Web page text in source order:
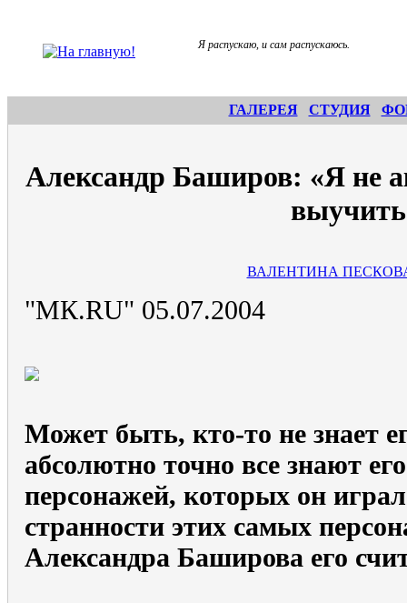
Я распускаю, и сам распускаюсь.
ГАЛЕРЕЯ СТУДИЯ
Александр Баширов: «Я не
ВАЛЕНТИНА
"МК.RU" 05.07.2004
Может быть, кто-то не знает
абсолютно точно все знают
персонажей, которых он
странности этих самых
Александра Баширова его